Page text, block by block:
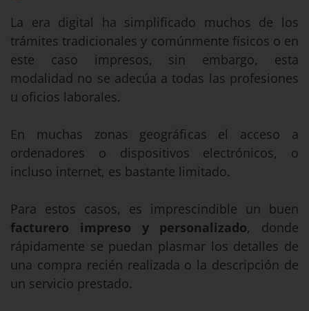
La era digital ha simplificado muchos de los
trámites tradicionales y comúnmente físicos o en
este caso impresos, sin embargo, esta
modalidad no se adecúa a todas las profesiones
u oficios laborales.
En muchas zonas geográficas el acceso a
ordenadores o dispositivos electrónicos, o
incluso internet, es bastante limitado.
Para estos casos, es imprescindible un buen
facturero
impreso y personalizado, donde
rápidamente se puedan plasmar los detalles de
una compra recién realizada o la descripción de
un servicio prestado.